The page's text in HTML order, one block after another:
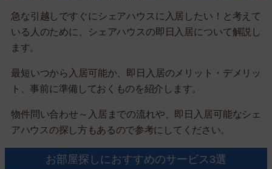
急な引越しですぐにシェアハウスに入居したい！と考えて
いる人のために、シェアハウスの即日入居について解説し
ます。
最短いつから入居可能か、即日入居のメリット・デメリッ
ト、事前に準備しておくものを紹介します。
物件問い合わせ～入居までの流れや、即日入居可能なシェ
アハウスの探し方もあるので参考にしてください。
お部屋探しにおすすめのサービス3選